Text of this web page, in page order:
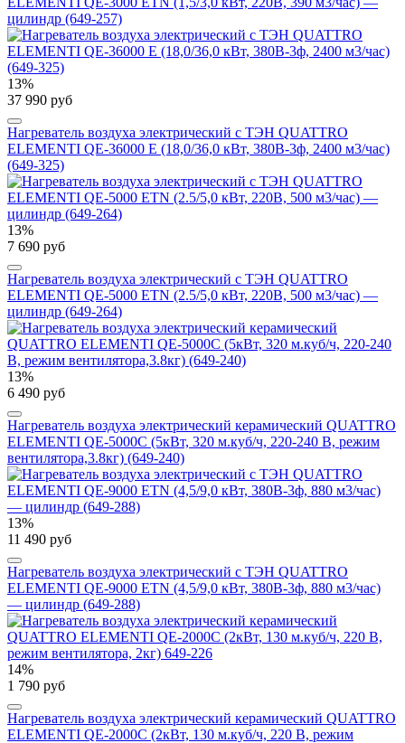
цилиндр (649-257)
13%
37 990 руб
Нагреватель воздуха электрический с ТЭН QUATTRO
ELEMENTI QE-36000 E (18,0/36,0 кВт, 380В-3ф, 2400 м3/час)
(649-325)
13%
7 690 руб
Нагреватель воздуха электрический с ТЭН QUATTRO
ELEMENTI QE-5000 ETN (2.5/5,0 кВт, 220В, 500 м3/час) —
цилиндр (649-264)
13%
6 490 руб
Нагреватель воздуха электрический керамический QUATTRO
ELEMENTI QE-5000C (5кВт, 320 м.куб/ч, 220-240 В, режим
вентилятора,3.8кг) (649-240)
13%
11 490 руб
Нагреватель воздуха электрический с ТЭН QUATTRO
ELEMENTI QE-9000 ETN (4,5/9,0 кВт, 380В-3ф, 880 м3/час)
— цилиндр (649-288)
14%
1 790 руб
Нагреватель воздуха электрический керамический QUATTRO
ELEMENTI QE-2000C (2кВт, 130 м.куб/ч, 220 В, режим